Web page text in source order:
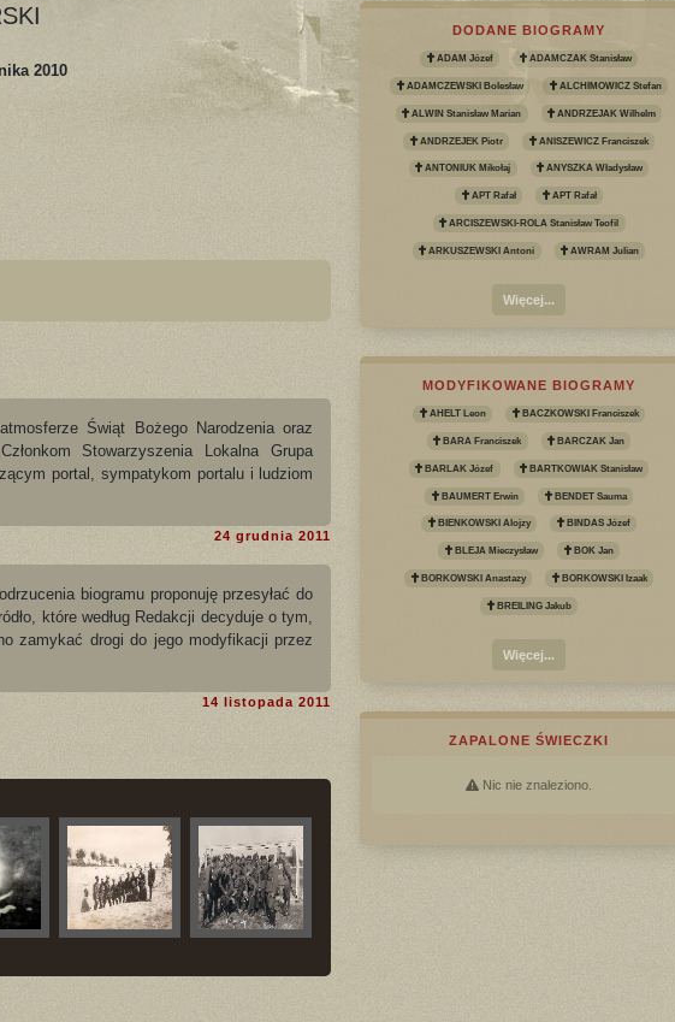
2010
Świąt Bożego Narodzenia oraz
Stowarzyszenia Lokalna Grupa
portal, sympatykom portalu i ludziom
24 grudnia 2011
biogramu proponuję przesyłać do
które według Redakcji decyduje o tym,
zamykać drogi do jego modyfikacji przez
14 listopada 2011
DODANE BIOGRAMY
ADAM Józef ADAMCZAK Stanisław
ADAMCZEWSKI Bolesław ALCHIMOWICZ Stefan
ALWIN Stanisław Marian ANDRZEJAK Wilhelm
ANDRZEJEK Piotr ANISZEWICZ Franciszek
ANTONIUK Mikołaj ANYSZKA Władysław
APT Rafał APT Rafał
ARCISZEWSKI-ROLA Stanisław Teofil
ARKUSZEWSKI Antoni AWRAM Julian
Więcej...
MODYFIKOWANE BIOGRAMY
AHELT Leon BACZKOWSKI Franciszek
BARA Franciszek BARCZAK Jan
BARLAK Józef BARTKOWIAK Stanisław
BAUMERT Erwin BENDET Sauma
BIENKOWSKI Alojzy BINDAS Józef
BLEJA Mieczysław BOK Jan
BORKOWSKI Anastazy BORKOWSKI Izaak
BREILING Jakub
Więcej...
ZAPALONE ŚWIECZKI
Nic nie znaleziono.